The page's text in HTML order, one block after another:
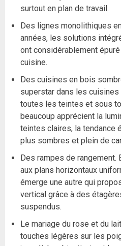
surtout en plan de travail.
Des lignes monolithiques
années, les solutions
ont considérablement
cuisine.
Des cuisines en bois
superstar dans les
toutes les teintes et sous
beaucoup apprécient la
teintes claires, la tendance
plus sombres et plein de
Des rampes de rangement.
aux plans horizontaux
émerge une autre qui
vertical grâce à des
suspendus.
Le mariage du rose et du
touches légères sur les